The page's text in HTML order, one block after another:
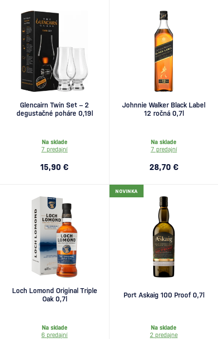
Glencairn Twin Set – 2
degustačné poháre 0,19l
Na sklade
7 predajní
15,90 €
Johnnie Walker Black Label
12 ročná 0,7l
Na sklade
7 predajní
28,70 €
Loch Lomond Original Triple
Oak 0,7l
Na sklade
6 predajní
NOVINKA
Port Askaig 100 Proof 0,7l
Na sklade
2 predajne